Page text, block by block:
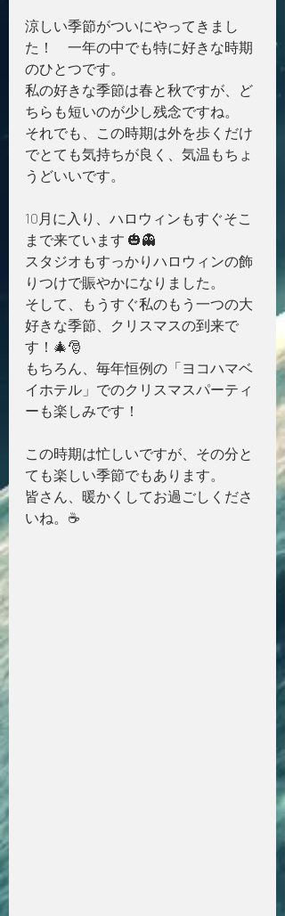
涼しい季節がついにやってきまし
た！　一年の中でも特に好きな時期
のひとつです。
私の好きな季節は春と秋ですが、ど
ちらも短いのが少し残念ですね。
それでも、この時期は外を歩くだけ
でとても気持ちが良く、気温もちょ
うどいいです。
10月に入り、ハロウィンもすぐそこ
まで来ています 🎃👻
スタジオもすっかりハロウィンの飾
りつけで賑やかになりました。
そして、もうすぐ私のもう一つの大
好きな季節、クリスマスの到来で
す！🎄🎅
もちろん、毎年恒例の「ヨコハマベ
イホテル」でのクリスマスパーティ
ーも楽しみです！
この時期は忙しいですが、その分と
ても楽しい季節でもあります。
皆さん、暖かくしてお過ごしくださ
いね。☕️